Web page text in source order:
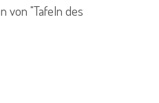
von "Tafeln des